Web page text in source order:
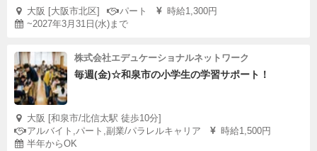
大阪 [大阪市北区] パート
時給1,300円
~2027年3月31日(水)まで
株式会社エデュケーショナルネットワーク
毎週(金)☆和泉市の小学生の学習サポート！
大阪 [和泉市/北信太駅 徒歩10分]
アルバイト,パート,副業/パラレルキャリア
時給1,500円
半年からOK